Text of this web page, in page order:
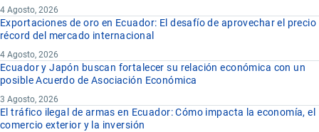
4 Agosto, 2026
Exportaciones de oro en Ecuador: El desafío de aprovechar el precio
récord del mercado internacional
4 Agosto, 2026
Ecuador y Japón buscan fortalecer su relación económica con un
posible Acuerdo de Asociación Económica
3 Agosto, 2026
El tráfico ilegal de armas en Ecuador: Cómo impacta la economía, el
comercio exterior y la inversión